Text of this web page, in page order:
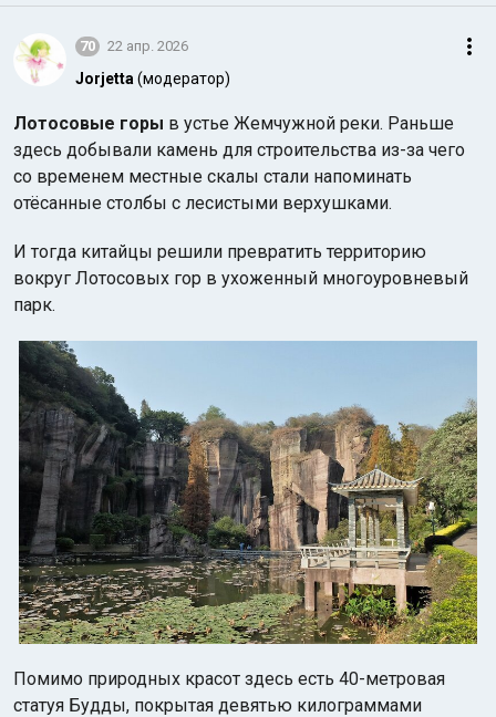
70 22 апр. 2026
Jorjetta (модератор)
Лотосовые горы в устье Жемчужной реки. Раньше
здесь добывали камень для строительства из-за чего
со временем местные скалы стали напоминать
отёсанные столбы с лесистыми верхушками.
И тогда китайцы решили превратить территорию
вокруг Лотосовых гор в ухоженный многоуровневый
парк.
Помимо природных красот здесь есть 40-метровая
статуя Будды, покрытая девятью килограммами